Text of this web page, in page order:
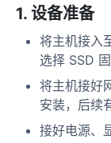
1. 设备准备
将主机接入
选择 SSD
将主机接好
安装，后续
接好电源、